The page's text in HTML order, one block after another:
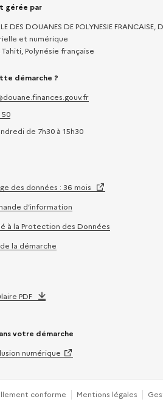
sur la démarche
gérée par
DES DOUANES DE POLYNESIE
et numérique
Tahiti, Polynésie française
démarche ?
:
50
de 7h30 à 15h30
des données : 36 mois
d’information
à la Protection des Données
la démarche
PDF
votre démarche
numérique
conforme Mentions légales